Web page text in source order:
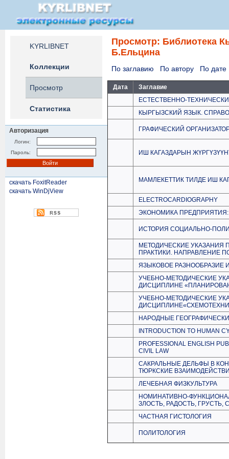
KYRLIBNET
Коллекции
Просмотр
Статистика
Авторизация
Логин:
Пароль:
скачать FoxitReader
скачать WinDjView
Просмотр: Библиотека
Б.Eльцина
По заглавию По автору По дате
Дата
Заглавие
ЕСТЕСТВЕННО-
КЫРГЫЗСКИЙ ЯЗЫК.
ГРАФИЧЕСКИЙ
ИШ КАГАЗДАРЫН
МАМЛЕКЕТТИК ТИЛДЕ ИШ
ELECTROCARDIOGRAPHY
ЭКОНОМИКА ПРЕДПРИЯТИЯ:
ИСТОРИЯ СОЦИАЛЬНО-
МЕТОДИЧЕСКИЕ
ПРАКТИКИ. НАПРАВЛЕНИЕ
ЯЗЫКОВОЕ РАЗНООБРАЗИЕ
УЧЕБНО-МЕТОДИЧЕСКИЕ
ДИСЦИПЛИНЕ
УЧЕБНО-МЕТОДИЧЕСКИЕ
НАРОДНЫЕ
INTRODUCTION TO HUMAN
PROFESSIONAL ENGLISH
CIVIL LAW
САКРАЛЬНЫЕ ДЕЛЬФЫ В
ТЮРКСКИЕ
ЛЕЧЕБНАЯ ФИЗКУЛЬТУРА
НОМИНАТИВНО-
ЗЛОСТЬ, РАДОСТЬ, ГРУСТЬ,
ЧАСТНАЯ ГИСТОЛОГИЯ
ПОЛИТОЛОГИЯ